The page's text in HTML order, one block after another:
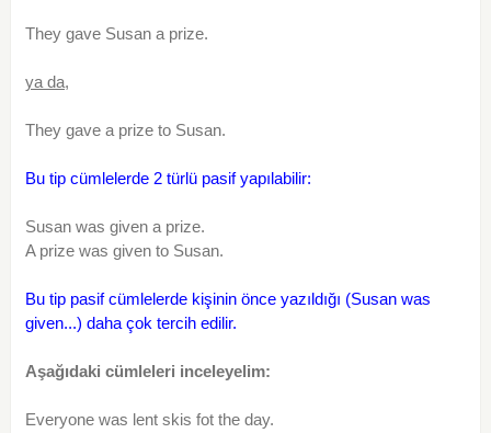
They gave Susan a prize.
ya da,
They gave a prize to Susan.
Bu tip cümlelerde 2 türlü pasif yapılabilir:
Susan was given a prize.
A prize was given to Susan.
Bu tip pasif cümlelerde kişinin önce yazıldığı (Susan was
given...) daha çok tercih edilir.
Aşağıdaki cümleleri inceleyelim:
Everyone was lent skis fot the day.